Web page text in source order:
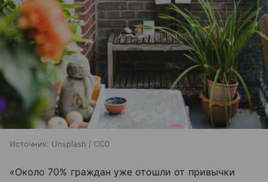
Источник: Unsplash / CC0
«Около 70% граждан уже отошли от привычки